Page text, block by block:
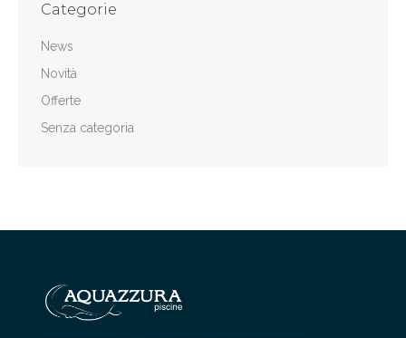
Categorie
News
Novità
Offerte
Senza categoria